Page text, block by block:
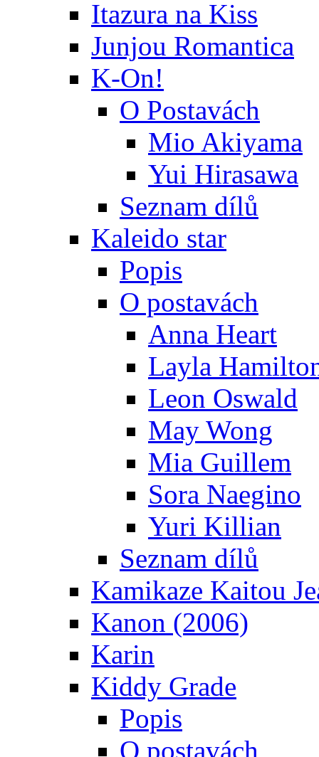
Itazura na Kiss
Junjou Romantica
K-On!
O Postavách
Mio Akiyama
Yui Hirasawa
Seznam dílů
Kaleido star
Popis
O postavách
Anna Heart
Layla
Leon Oswald
May Wong
Mia Guillem
Sora Naegino
Yuri Killian
Seznam dílů
Kamikaze Kaitou
Kanon (2006)
Karin
Kiddy Grade
Popis
O postavách